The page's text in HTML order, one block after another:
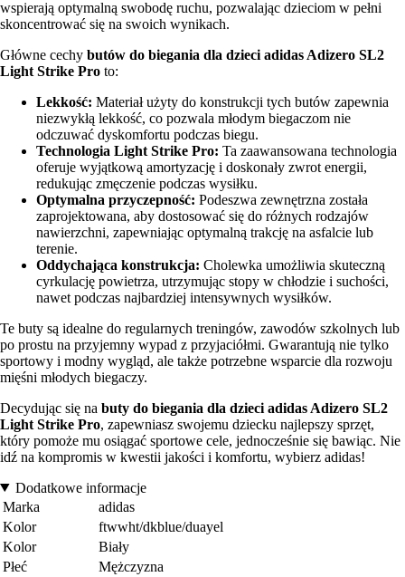
wspierają optymalną swobodę ruchu, pozwalając dzieciom w pełni
skoncentrować się na swoich wynikach.
Główne cechy butów do biegania dla dzieci adidas Adizero SL2
Light Strike Pro to:
Lekkość: Materiał użyty do konstrukcji tych butów zapewnia
niezwykłą lekkość, co pozwala młodym biegaczom nie
odczuwać dyskomfortu podczas biegu.
Technologia Light Strike Pro: Ta zaawansowana technologia
oferuje wyjątkową amortyzację i doskonały zwrot energii,
redukując zmęczenie podczas wysiłku.
Optymalna przyczepność: Podeszwa zewnętrzna została
zaprojektowana, aby dostosować się do różnych rodzajów
nawierzchni, zapewniając optymalną trakcję na asfalcie lub
terenie.
Oddychająca konstrukcja: Cholewka umożliwia skuteczną
cyrkulację powietrza, utrzymując stopy w chłodzie i suchości,
nawet podczas najbardziej intensywnych wysiłków.
Te buty są idealne do regularnych treningów, zawodów szkolnych lub
po prostu na przyjemny wypad z przyjaciółmi. Gwarantują nie tylko
sportowy i modny wygląd, ale także potrzebne wsparcie dla rozwoju
mięśni młodych biegaczy.
Decydując się na buty do biegania dla dzieci adidas Adizero SL2
Light Strike Pro, zapewniasz swojemu dziecku najlepszy sprzęt,
który pomoże mu osiągać sportowe cele, jednocześnie się bawiąc. Nie
idź na kompromis w kwestii jakości i komfortu, wybierz adidas!
Dodatkowe informacje
Marka
adidas
Kolor
ftwwht/dkblue/duayel
Kolor
Biały
Płeć
Mężczyzna